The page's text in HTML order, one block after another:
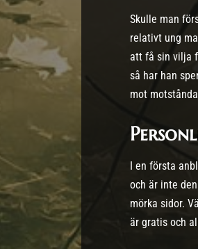
Skulle man
relativt ung
att få sin vilja
så har han
mot
I en första
och är inte
mörka sidor.
är gratis och